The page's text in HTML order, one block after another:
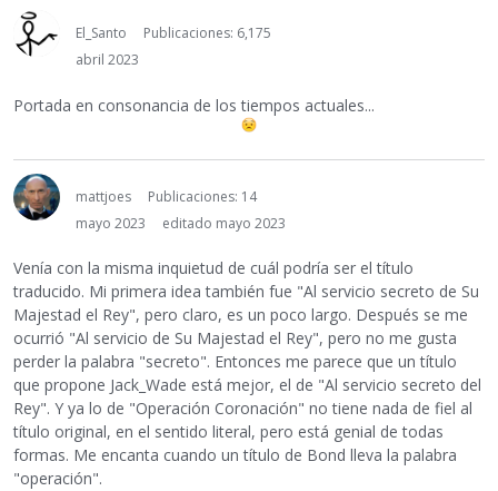
El_Santo
Publicaciones: 6,175
abril 2023
Portada en consonancia de los tiempos actuales...
mattjoes
Publicaciones: 14
mayo 2023
editado mayo 2023
Venía con la misma inquietud de cuál podría ser el título
traducido. Mi primera idea también fue "Al servicio secreto de Su
Majestad el Rey", pero claro, es un poco largo. Después se me
ocurrió "Al servicio de Su Majestad el Rey", pero no me gusta
perder la palabra "secreto". Entonces me parece que un título
que propone Jack_Wade está mejor, el de "Al servicio secreto del
Rey". Y ya lo de "Operación Coronación" no tiene nada de fiel al
título original, en el sentido literal, pero está genial de todas
formas. Me encanta cuando un título de Bond lleva la palabra
"operación".